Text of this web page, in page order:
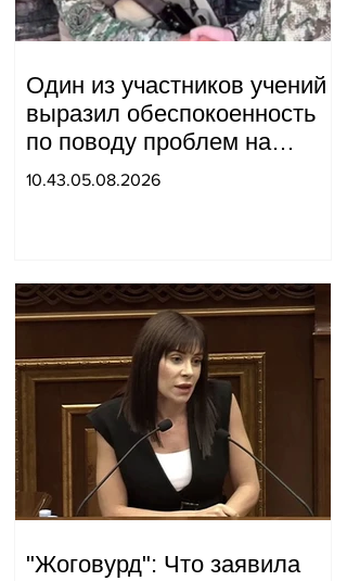
Один из участников учений
выразил обеспокоенность
по поводу проблем на
одном из постов в Сюнике.
10.43.05.08.2026
"Жоговурд": Что заявила